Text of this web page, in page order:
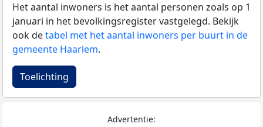
Het aantal inwoners is het aantal personen zoals op 1
januari in het bevolkingsregister vastgelegd. Bekijk
ook detabel met het aantal inwoners per buurt in de
gemeente Haarlem.
Toelichting
Advertentie: